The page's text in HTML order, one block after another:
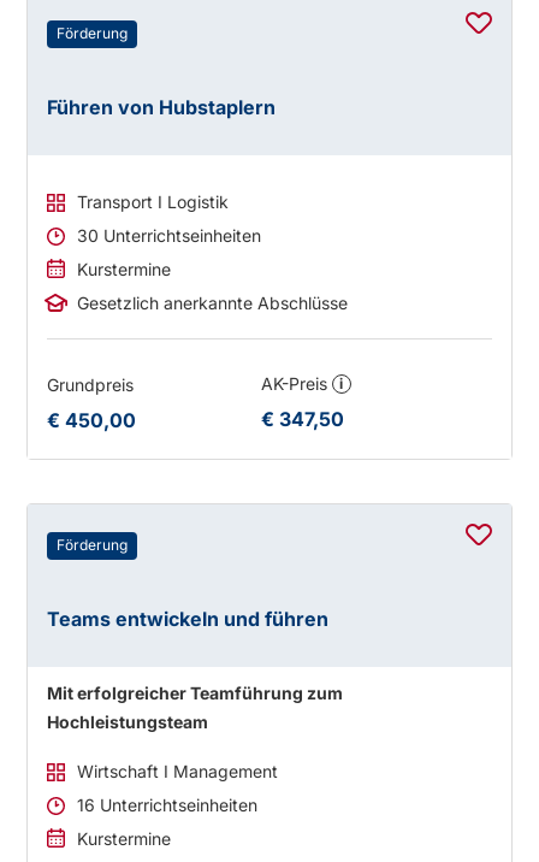
Förderung
Führen von Hubstaplern
Transport I Logistik
30 Unterrichtseinheiten
Kurstermine
Gesetzlich anerkannte Abschlüsse
Grundpreis
€ 450,00
AK-Preis i
€ 347,50
Förderung
Teams entwickeln und führen
Mit erfolgreicher Teamführung zum
Hochleistungsteam
Wirtschaft I Management
16 Unterrichtseinheiten
Kurstermine